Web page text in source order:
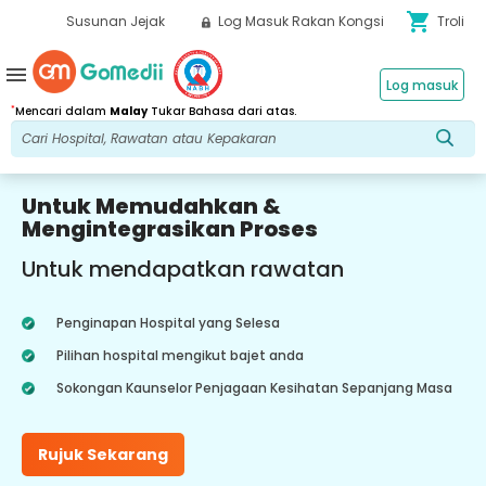
Susunan Jejak Log Masuk Rakan Kongsi shopping_cart Troli
*Mencari dalam MalayTukar Bahasa dari atas.
Log masuk
menu
Untuk Memudahkan &
Mengintegrasikan Proses
Untuk mendapatkan rawatan
Penginapan Hospital yang Selesa
Pilihan hospital mengikut bajet anda
Sokongan Kaunselor Penjagaan Kesihatan Sepanjang Masa
Rujuk Sekarang